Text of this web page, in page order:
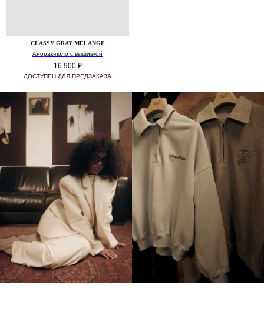
CLASSY GRAY MELANGE
Анорак-поло с вышивкой
16 900 ₽